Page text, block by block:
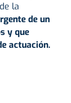
la
de un
y que
actuación.